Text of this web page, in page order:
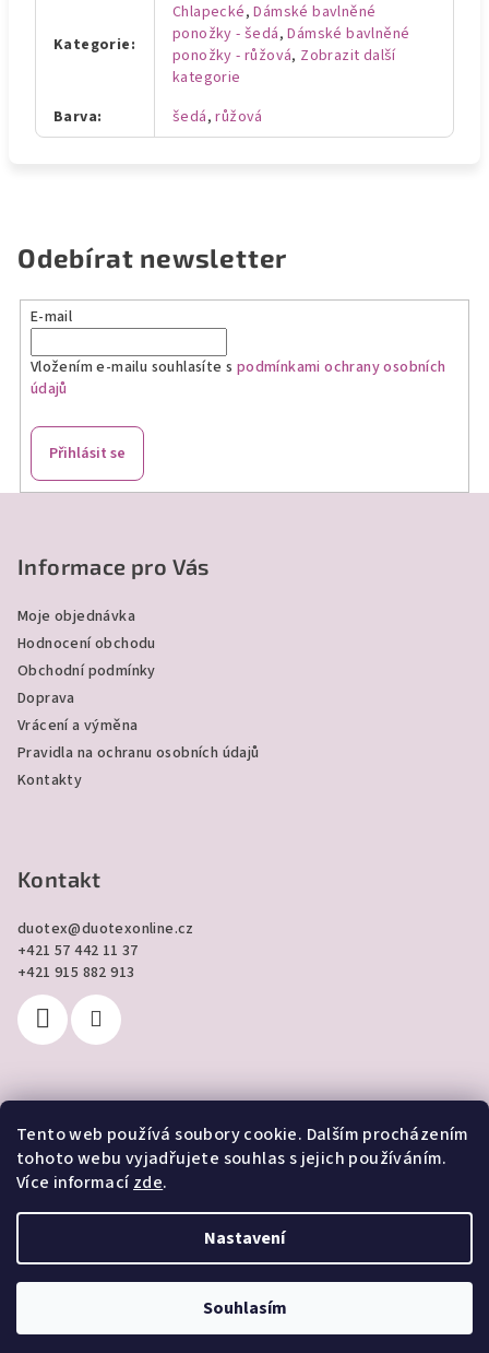
Tento web používá soubory cookie. Dalším procházením
tohoto webu vyjadřujete souhlas s jejich používáním.
Více informacízde.
Nastavení
Souhlasím
Kategorie:
Chlapecké,Dámské bavlněné
ponožky - šedá,Dámské bavlněné
ponožky - růžová, Zobrazit další
kategorie
Barva: šedá,růžová
Odebírat newsletter
E-mail
Vložením e-mailu souhlasíte s podmínkami ochrany osobních
údajů
Přihlásit se
Informace pro Vás
Moje objednávka
Hodnocení obchodu
Obchodní podmínky
Doprava
Vrácení a výměna
Pravidla na ochranu osobních údajů
Kontakty
Kontakt
duotex@duotexonline.cz
+421 57 442 11 37
+421 915 882 913
Přijímáme online platby
Vytvořil Shoptet